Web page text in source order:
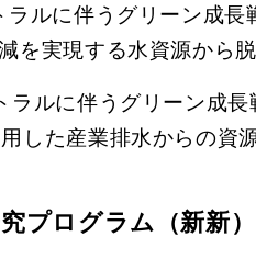
ルに伴うグリーン成
を実現する水資源から
ルに伴うグリーン成
した産業排水からの資
プログラム（新新）